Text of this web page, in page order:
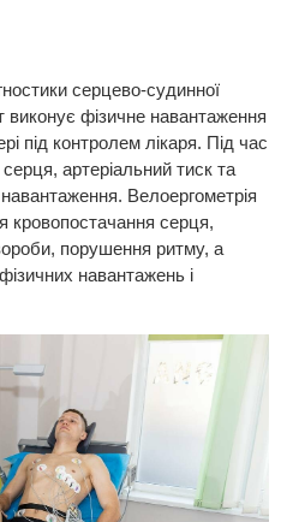
серцево-судинної
виконує фізичне навантаження
під контролем лікаря. Під час
артеріальний тиск та
Велоергометрія
кровопостачання серця,
порушення ритму, а
навантажень і